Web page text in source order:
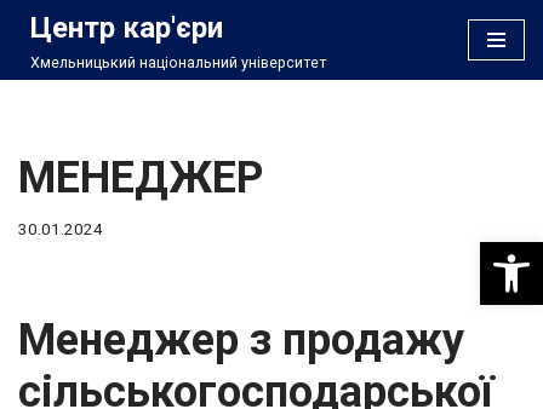
Перейти
Центр кар'єри
Хмельницький національний університет
МЕНЕДЖЕР
30.01.2024
Менеджер з продажу
сільськогосподарської